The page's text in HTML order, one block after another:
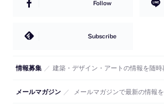
Follow
Subscribe
情報募集 ／ 建築・デザイン・アートの情報を随時
メールマガジン ／ メールマガジンで最新の情報